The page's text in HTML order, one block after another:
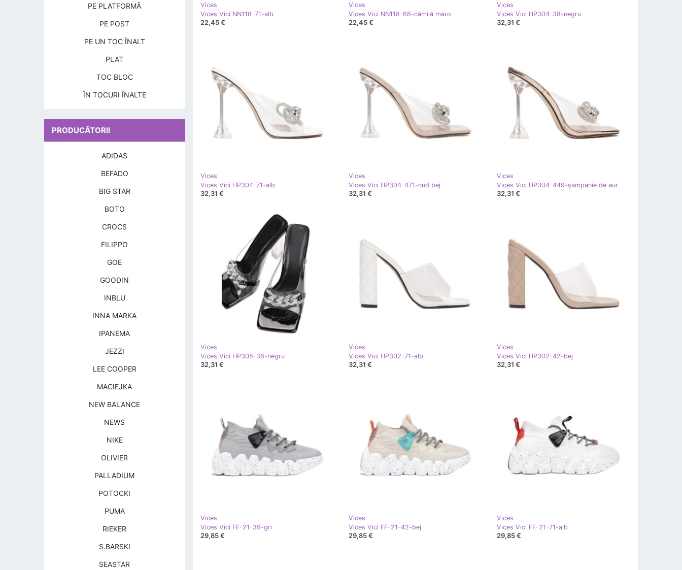
Vices
Vices Vici NN118-71-alb
22,45 €
Vices
Vices Vici NN118-68-cămilă maro
22,45 €
Vices
Vices Vici HP304-38-negru
32,31 €
Vices
Vices Vici HP304-71-alb
32,31 €
Vices
Vices Vici HP304-471-nud bej
32,31 €
Vices
Vices Vici HP304-449-șampanie de aur
32,31 €
Vices
Vices Vici HP305-38-negru
32,31 €
Vices
Vices Vici HP302-71-alb
32,31 €
Vices
Vices Vici HP302-42-bej
32,31 €
Vices
Vices Vici FF-21-39-gri
29,85 €
Vices
Vices Vici FF-21-42-bej
29,85 €
Vices
Vices Vici FF-21-71-alb
29,85 €
PE PLATFORMĂ
PE POST
PE UN TOC ÎNALT
PLAT
TOC BLOC
ÎN TOCURI ÎNALTE
PRODUCĂTORII
ADIDAS
BEFADO
BIG STAR
BOTO
CROCS
FILIPPO
GOE
GOODIN
INBLU
INNA MARKA
IPANEMA
JEZZI
LEE COOPER
MACIEJKA
NEW BALANCE
NEWS
NIKE
OLIVIER
PALLADIUM
POTOCKI
PUMA
RIEKER
S.BARSKI
SEASTAR